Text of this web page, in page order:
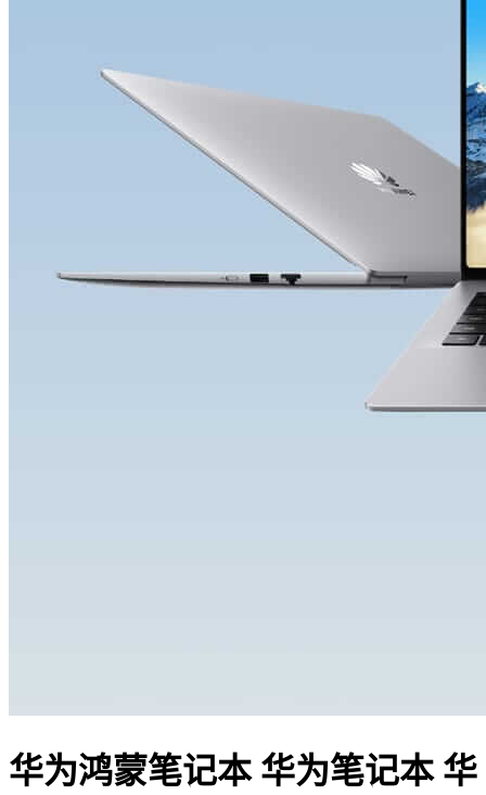
华为鸿蒙笔记本 华为笔记本 华